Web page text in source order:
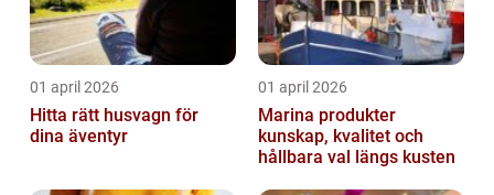
01 april 2026
Hitta rätt husvagn för
dina äventyr
01 april 2026
Marina produkter
kunskap, kvalitet och
hållbara val längs kusten